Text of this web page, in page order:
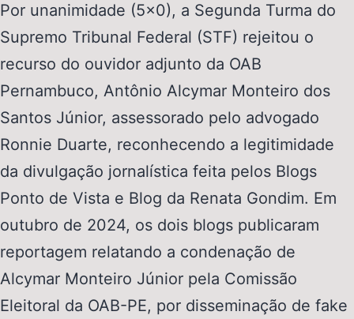
Por unanimidade (5×0), a Segunda Turma do
Supremo Tribunal Federal (STF) rejeitou o
recurso do ouvidor adjunto da OAB
Pernambuco, Antônio Alcymar Monteiro dos
Santos Júnior, assessorado pelo advogado
Ronnie Duarte, reconhecendo a legitimidade
da divulgação jornalística feita pelos Blogs
Ponto de Vista e Blog da Renata Gondim. Em
outubro de 2024, os dois blogs publicaram
reportagem relatando a condenação de
Alcymar Monteiro Júnior pela Comissão
Eleitoral da OAB-PE, por disseminação de fake